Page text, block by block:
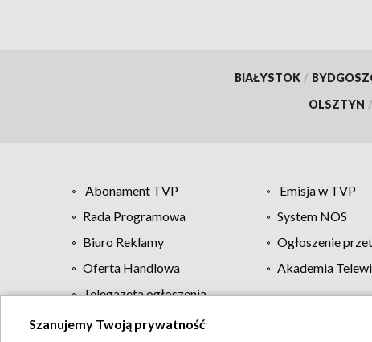
BIAŁYSTOK /
OLSZTYN /
Abonament TVP Emisja w TVP
Rada Programowa
System NOS
Biuro Reklamy
Ogłoszenie
Oferta Handlowa
Akademia
Telegazeta ogłoszenia
Szanujemy Twoją prywatność